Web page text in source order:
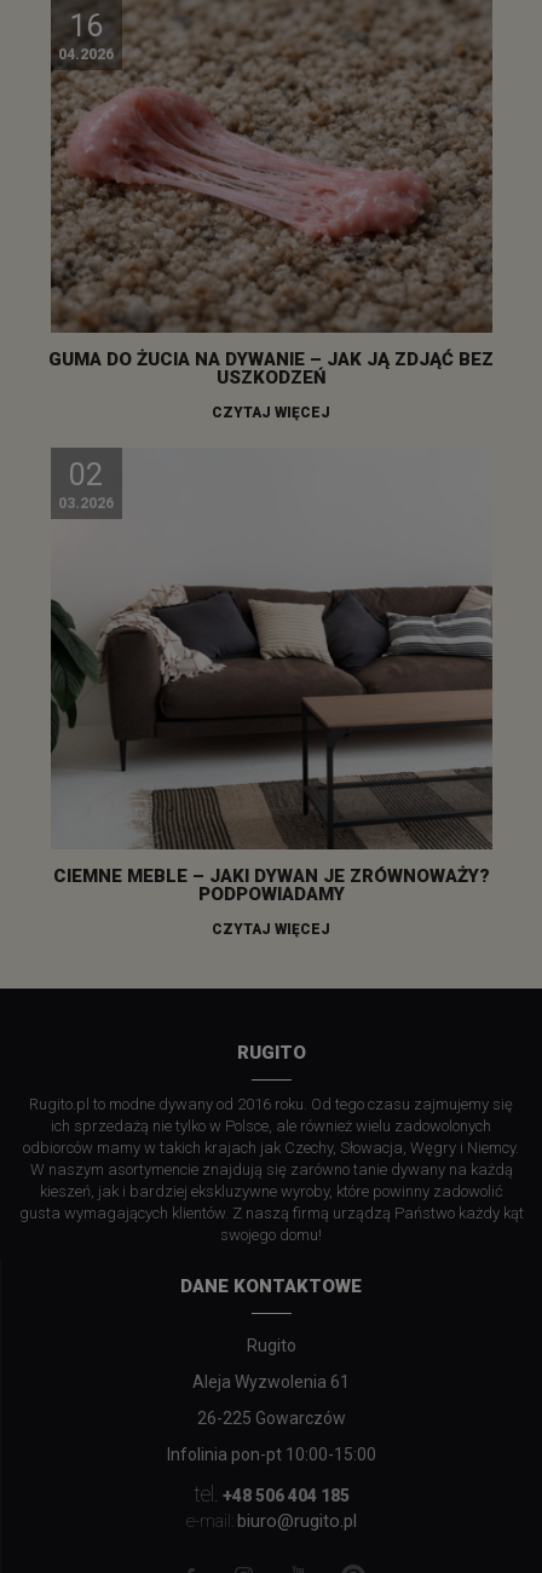
16
04.2026
GUMA DO ŻUCIA NA DYWANIE – JAK JĄ ZDJĄĆ BEZ
USZKODZEŃ
CZYTAJ WIĘCEJ
02
03.2026
CIEMNE MEBLE – JAKI DYWAN JE ZRÓWNOWAŻY?
PODPOWIADAMY
CZYTAJ WIĘCEJ
RUGITO
Rugito.pl to modne dywany od 2016 roku. Od tego czasu zajmujemy się
ich sprzedażą nie tylko w Polsce, ale również wielu zadowolonych
odbiorców mamy w takich krajach jak Czechy, Słowacja, Węgry i Niemcy.
W naszym asortymencie znajdują się zarówno tanie dywany na każdą
kieszeń, jak i bardziej ekskluzywne wyroby, które powinny zadowolić
gusta wymagających klientów. Z naszą firmą urządzą Państwo każdy kąt
swojego domu!
DANE KONTAKTOWE
Rugito
Aleja Wyzwolenia 61
26-225 Gowarczów
Infolinia pon-pt 10:00-15:00
tel. +48 506 404 185
e-mail: biuro@rugito.pl